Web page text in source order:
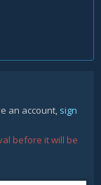
an account, sign
before it will be